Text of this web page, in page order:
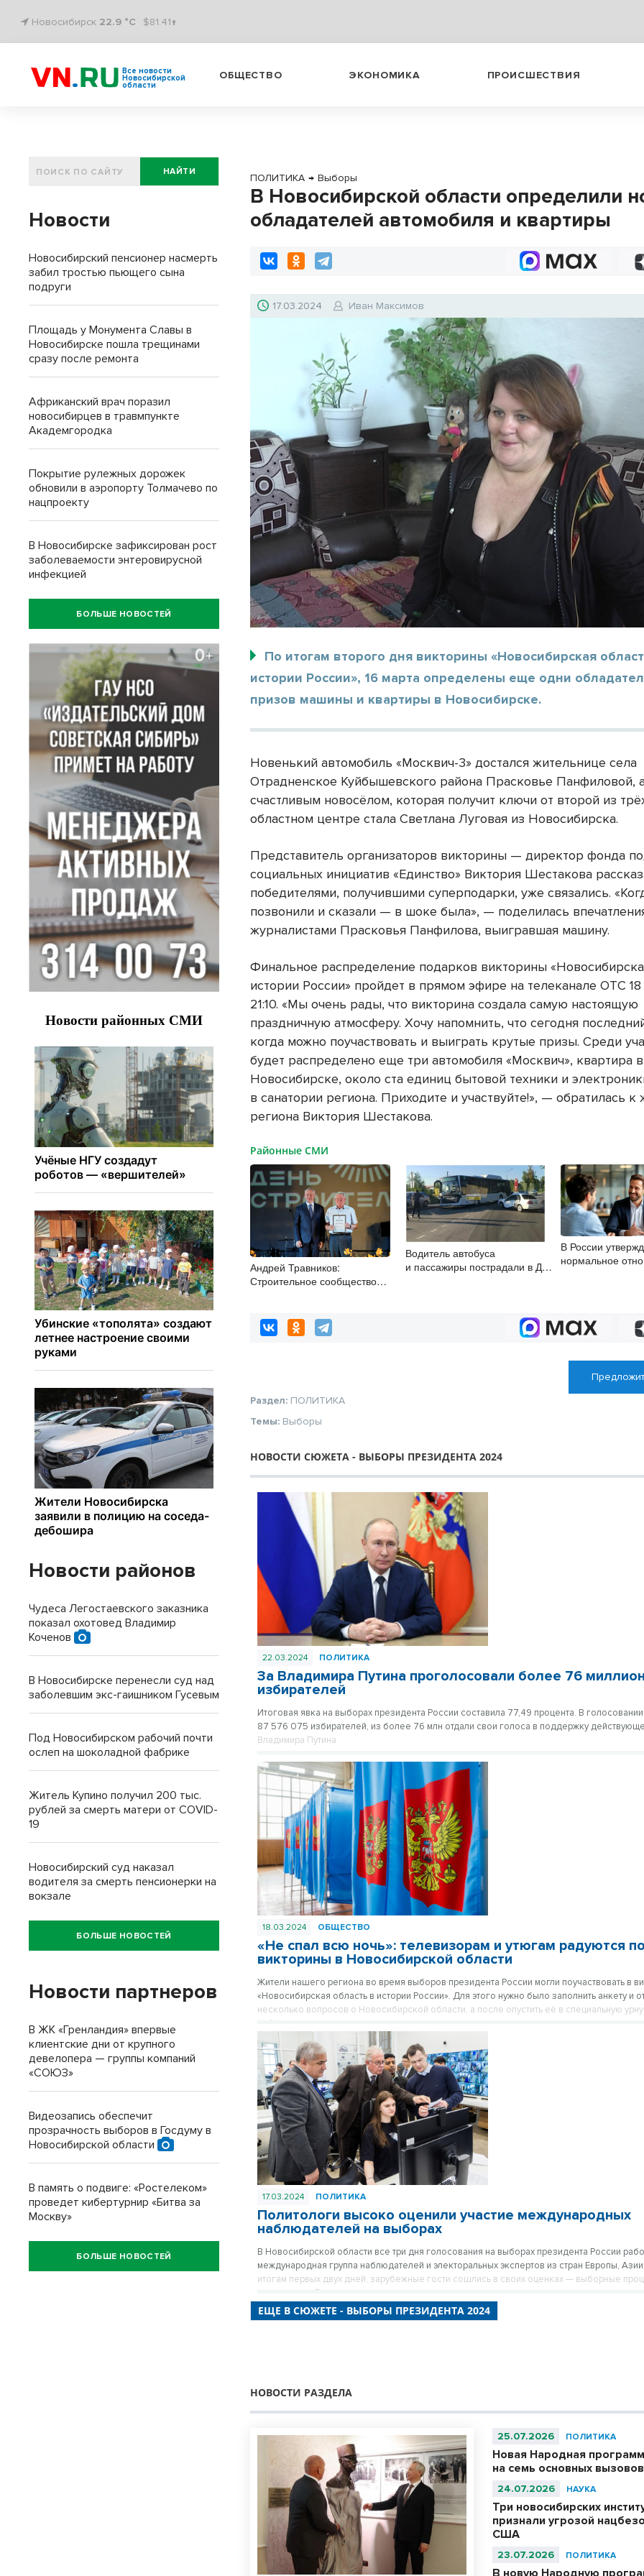
Новосибирск 22.9 °C $81.41↑
Все новости
Новосибирской
области
ОБЩЕСТВО ЭКОНОМИКА ПРОИСШЕСТВИЯ
ПОЛИТИКА → Выборы
В Новосибирской области определили
обладателей автомобиля и квартиры
17.03.2024 Иван Максимов
По итогам второго дня викторины «Новосибирская
истории России», 16 марта определены еще одни
призов машины и квартиры в Новосибирске.
Новенький автомобиль «Москвич-3» достался жительнице села
Отрадненское Куйбышевского района Прасковье Панфиловой,
счастливым новосёлом, которая получит ключи от второй из
областном центре стала Светлана Луговая из Новосибирска.
Представитель организаторов викторины — директор фонда
социальных инициатив «Единство» Виктория Шестакова
победителями, получившими суперподарки, уже связались.
позвонили и сказали — в шоке была», — поделилась
журналистами Прасковья Панфилова, выигравшая машину.
Финальное распределение подарков викторины
истории России» пройдет в прямом эфире на телеканале ОТС
21:10. «Мы очень рады, что викторина создала самую настоящую
праздничную атмосферу. Хочу напомнить, что сегодня
когда можно поучаствовать и выиграть крутые призы. Среди
будет распределено еще три автомобиля «Москвич», квартира в
Новосибирске, около ста единиц бытовой техники и
в санатории региона. Приходите и участвуйте!», — обратилась к
региона Виктория Шестакова.
Районные СМИ
Андрей Травников:
Строительное сообщество
коллектив
Водитель автобуса
и пассажиры пострадали в ДТП
В России
нормальное
Раздел: ПОЛИТИКА
Темы: Выборы
НОВОСТИ СЮЖЕТА - ВЫБОРЫ ПРЕЗИДЕНТА 2024
22.03.2024 ПОЛИТИКА
За Владимира Путина проголосовали более 76
избирателей
Итоговая явка на выборах президента России составила 77,49 процента. В голосовании
87 576 075 избирателей, из более 76 млн отдали свои голоса в поддержку
Владимира Путина.
18.03.2024 ОБЩЕСТВО
«Не спал всю ночь»: телевизорам и утюгам радуются
викторины в Новосибирской области
Жители нашего региона во время выборов президента России могли поучаствовать в
«Новосибирская область в истории России». Для этого нужно было заполнить анкету и
несколько вопросов о Новосибирской области, а после опустить её в специальную
избирательном участке.
17.03.2024 ПОЛИТИКА
Политологи высоко оценили участие международных
наблюдателей на выборах
В Новосибирской области все три дня голосования на выборах президента России
международная группа наблюдателей и электоральных экспертов из стран Европы,
итогам первых двух дней, зарубежные гости сошлись в своих оценках — выборные
процедуры в России организованы на очень высоком уровне.
ЕЩЕ В СЮЖЕТЕ - ВЫБОРЫ ПРЕЗИДЕНТА 2024
НОВОСТИ РАЗДЕЛА
25.07.2026 ПОЛИТИКА
Новая Народная
на семь основных
24.07.2026 НАУКА
Три новосибирских
признали угрозой
США
23.07.2026 ПОЛИТИКА
НАЙТИ
Новости
Новосибирский пенсионер насмерть
забил тростью пьющего сына
подруги
Площадь у Монумента Славы в
Новосибирске пошла трещинами
сразу после ремонта
Африканский врач поразил
новосибирцев в травмпункте
Академгородка
Покрытие рулежных дорожек
обновили в аэропорту Толмачево по
нацпроекту
В Новосибирске зафиксирован рост
заболеваемости энтеровирусной
инфекцией
БОЛЬШЕ НОВОСТЕЙ
Новости районов
Чудеса Легостаевского заказника
показал охотовед Владимир
Коченов
В Новосибирске перенесли суд над
заболевшим экс-гаишником Гусевым
Под Новосибирском рабочий почти
ослеп на шоколадной фабрике
Житель Купино получил 200 тыс.
рублей за смерть матери от COVID-
19
Новосибирский суд наказал
водителя за смерть пенсионерки на
вокзале
БОЛЬШЕ НОВОСТЕЙ
Новости партнеров
В ЖК «Гренландия» впервые
клиентские дни от крупного
девелопера — группы компаний
«СОЮЗ»
Видеозапись обеспечит
прозрачность выборов в Госдуму в
Новосибирской области
В память о подвиге: «Ростелеком»
проведет кибертурнир «Битва за
Москву»
БОЛЬШЕ НОВОСТЕЙ